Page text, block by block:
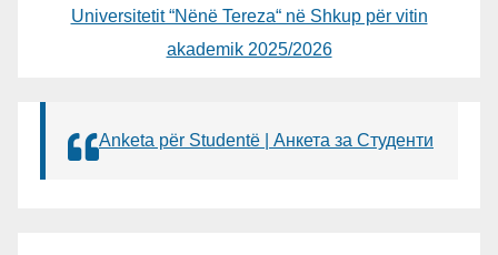
Universitetit “Nënë Tereza“ në Shkup për vitin
akademik 2025/2026
Anketa për Studentë | Анкета за Студенти